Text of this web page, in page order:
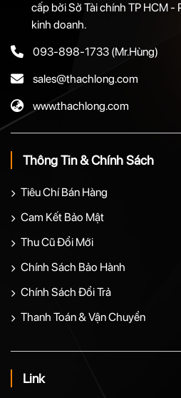
cấp bởi Sở Tài chính TP HCM -
kinh doanh.
093-898-1733 (Mr.Hùng)
sales@thachlong.com
www.thachlong.com
Thông Tin & Chính Sách
Tiêu Chí Bán Hàng
Cam Kết Bảo Mật
Thu Cũ Đổi Mới
Chính Sách Bảo Hành
Chính Sách Đổi Trả
Thanh Toán & Vận Chuyển
Link